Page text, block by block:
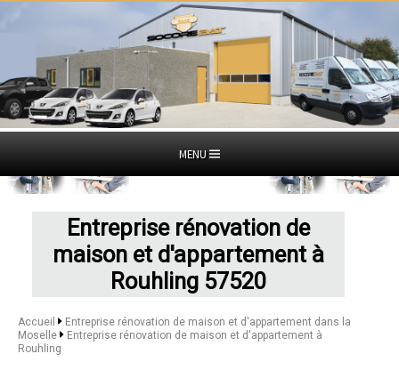
MENU
Entreprise rénovation de
maison et d'appartement à
Rouhling 57520
Accueil
Entreprise rénovation de maison et d'appartement dans la
Moselle
Entreprise rénovation de maison et d'appartement à
Rouhling